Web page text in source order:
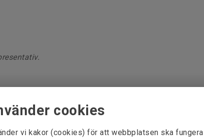
cookies
vi kakor (cookies) för att webbplatsen ska